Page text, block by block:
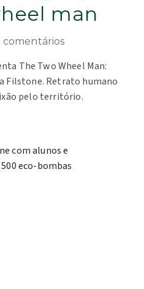
man
comentários
The Two Wheel Man:
Filstone. Retrato humano
pelo território.